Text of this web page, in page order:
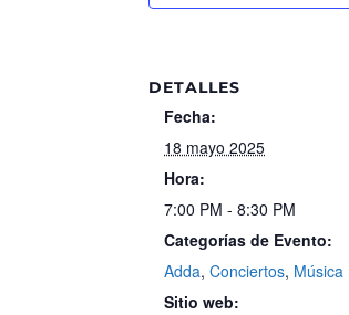
DETALLES
Fecha:
18 mayo 2025
Hora:
7:00 PM - 8:30 PM
Categorías de Evento:
Adda,Conciertos, Música
Sitio web: